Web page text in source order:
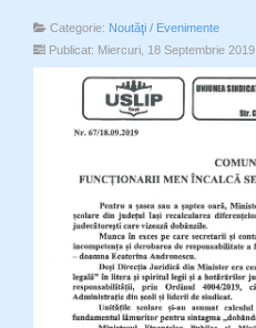
Categorie: Noutăţi / Evenimente
Publicat: Miercuri, 18 Septembrie 2019